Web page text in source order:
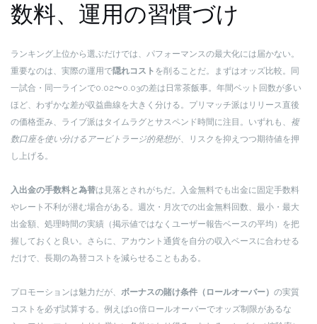
数料、運用の習慣づけ
ランキング上位から選ぶだけでは、パフォーマンスの最大化には届かない。
重要なのは、実際の運用で隠れコスト を削ることだ。まずはオッズ比較。同
一試合・同一ラインで0.02〜0.03の差は日常茶飯事。年間ベット回数が多い
ほど、わずかな差が収益曲線を大きく分ける。プリマッチ派はリリース直後
の価格歪み、ライブ派はタイムラグとサスペンド時間に注目。いずれも、 複
数口座を使い分けるアービトラージ的発想が、リスクを抑えつつ期待値を押
し上げる。
入出金の手数料と為替は見落とされがちだ。入金無料でも出金に固定手数料
やレート不利が潜む場合がある。週次・月次での出金無料回数、最小・最大
出金額、処理時間の実績（掲示値ではなくユーザー報告ベースの平均）を把
握しておくと良い。さらに、アカウント通貨を自分の収入ベースに合わせる
だけで、長期の為替コストを減らせることもある。
プロモーションは魅力だが、 ボーナスの賭け条件（ロールオーバー） の実質
コストを必ず試算する。例えば10倍ロールオーバーでオッズ制限があるな